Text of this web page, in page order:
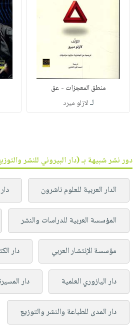
منطق المعجزات - عق
لـ لازلو ميرد
دور نشر شبيهة بـ (دار البيروني للنشر
الدار العربية للعلوم ناشرون
المؤسسة العربية للدراسات والنشر
مؤسسة الإنتشار العربي دار
دار اليازوري العلمية دار
دار المدى للطباعة والنشر والتوزيع